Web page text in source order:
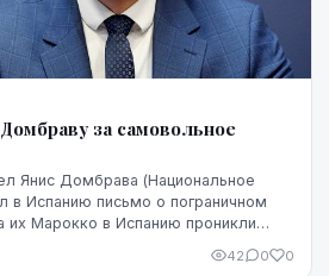
за самовольное
Янис Домбрава (Национальное
в Испанию письмо о пограничном
их Марокко в Испанию проникли
42 0 0